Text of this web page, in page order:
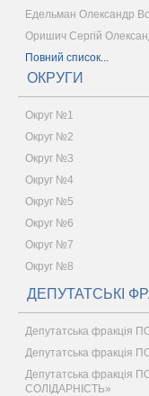
Едельман Олександр
Оришич Сергій
Повний список...
ОКРУГИ
Округ №1
Округ №2
Округ №3
Округ №4
Округ №5
Округ №6
Округ №7
Округ №8
ДЕПУТАТСЬКІ
Депутатська фракція
Депутатська фракція
Депутатська фракція
СОЛІДАРНІСТЬ»